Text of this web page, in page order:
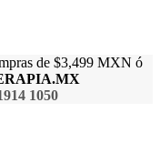
de $3,499 MXN ó
1050